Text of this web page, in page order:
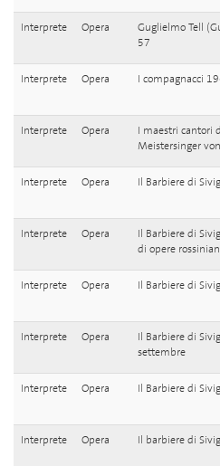
Interprete Opera
Guglielmo Tell
57
Interprete Opera I compagnacci
Interprete Opera
I maestri cantori
Meistersinger
Interprete Opera Il Barbiere di
Interprete Opera
Il Barbiere di
di opere
Interprete Opera Il Barbiere di
Interprete Opera
Il Barbiere di
settembre
Interprete Opera Il Barbiere di
Interprete Opera Il barbiere di